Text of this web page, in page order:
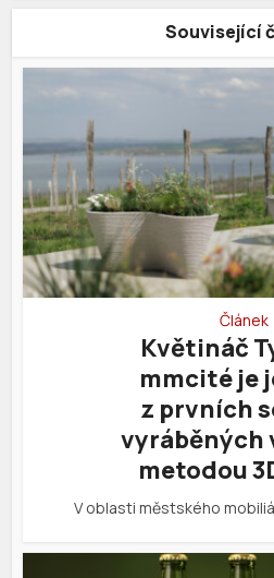
Související
Článek
Květináč
mmcité je
z prvních
vyráběných
metodou
V oblasti městského